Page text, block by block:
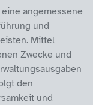
angemessene
und
Mittel
Zwecke und
den
und